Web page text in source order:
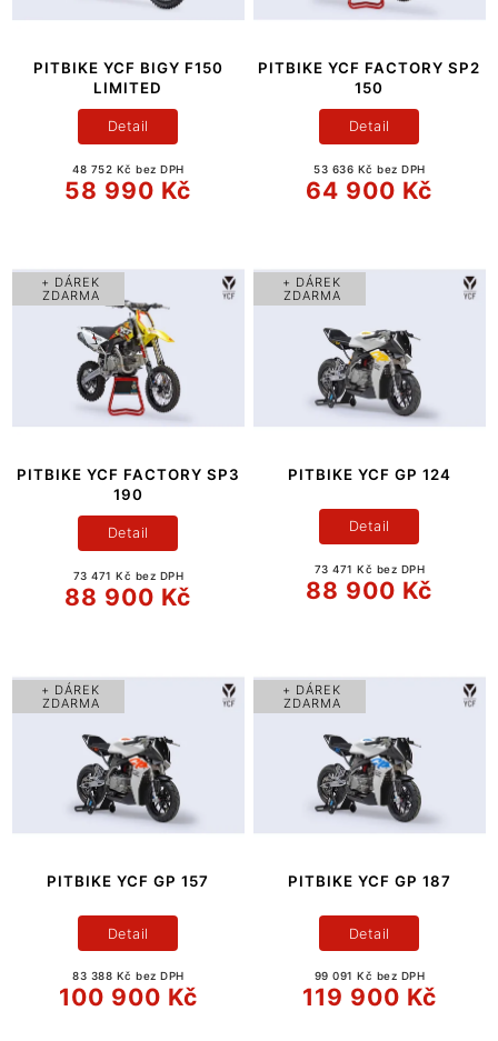
PITBIKE YCF BIGY F150
LIMITED
48 752 Kč bez DPH
58 990 Kč
Detail
PITBIKE YCF FACTORY SP2
150
53 636 Kč bez DPH
64 900 Kč
Detail
+ DÁREK
ZDARMA
PITBIKE YCF FACTORY SP3
190
73 471 Kč bez DPH
88 900 Kč
Detail
+ DÁREK
ZDARMA
PITBIKE YCF GP 124
73 471 Kč bez DPH
88 900 Kč
Detail
+ DÁREK
ZDARMA
PITBIKE YCF GP 157
83 388 Kč bez DPH
100 900 Kč
Detail
+ DÁREK
ZDARMA
PITBIKE YCF GP 187
99 091 Kč bez DPH
119 900 Kč
Detail